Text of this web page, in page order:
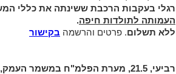
רגלי בעקבות הרכבת ששינתה את כללי
העמותה לתולדות חיפה.
ללא תשלום. פרטים והרשמה בקישור
רביעי, 21.5, מערת הפלמ"ח במשמר העמק, "נפגשים בטבע":